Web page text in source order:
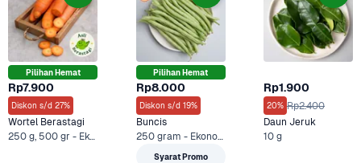
Pilihan Hemat
Rp7.900
Diskon s/d 27%
Wortel Berastagi
250 g, 500 gr - Ekonomis +2 Lainnya
Pilihan Hemat
Rp8.000
Diskon s/d 19%
Buncis
250 gram - Ekonomis, 250 g +2 Lainnya
Syarat Promo
Rp1.900
20% Rp2.400
Daun Jeruk
10 g